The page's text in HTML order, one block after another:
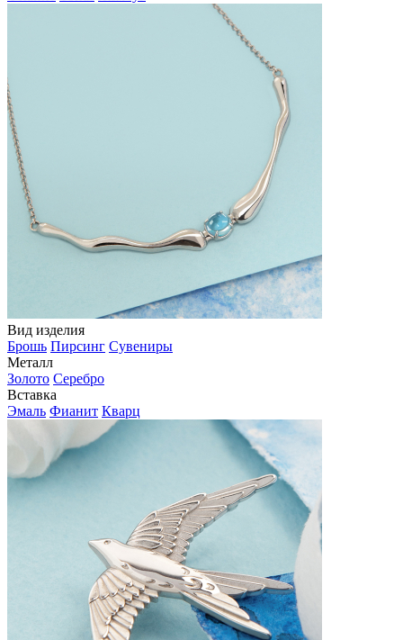
Вид изделия
Брошь Пирсинг Сувениры
Металл
Золото Серебро
Вставка
Эмаль Фианит Кварц